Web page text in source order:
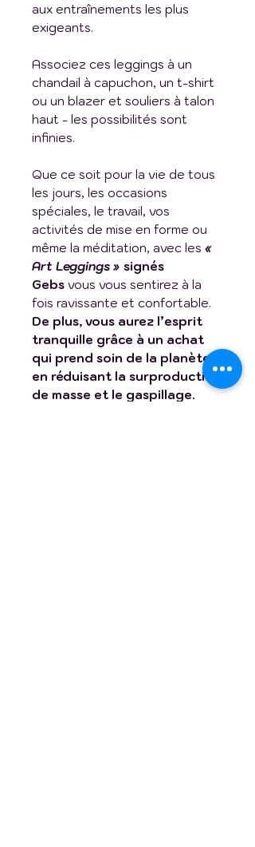
aux entraînements les plus
exigeants.
Associez ces leggings à un
chandail à capuchon, un t-shirt
ou un blazer et souliers à talon
haut - les possibilités sont
infinies.
Que ce soit pour la vie de tous
les jours, les occasions
spéciales, le travail, vos
activités de mise en forme ou
même la méditation, avec les «
Art Leggings » signés
Gebs vous vous sentirez à la
fois ravissante et confortable.
De plus, vous aurez l’esprit
tranquille grâce à un achat
qui prend soin de la planète
en réduisant la surproduction
de masse et le gaspillage.